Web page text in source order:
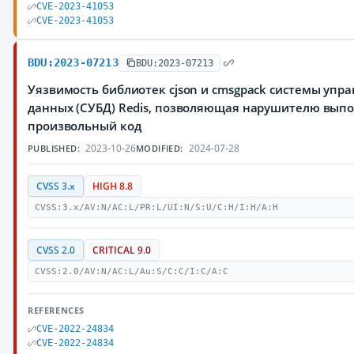
CVE-2023-41053
CVE-2023-41053
BDU:2023-07213 BDU:2023-07213
Уязвимость библиотек cjson и cmsgpack системы
данных (СУБД) Redis, позволяющая нарушителю
произвольный код
PUBLISHED: 2023-10-26MODIFIED: 2024-07-28
CVSS 3.x HIGH 8.8
CVSS:3.x/AV:N/AC:L/PR:L/UI:N/S:U/C:H/I:H/A:H
CVSS 2.0 CRITICAL 9.0
CVSS:2.0/AV:N/AC:L/Au:S/C:C/I:C/A:C
REFERENCES
CVE-2022-24834
CVE-2022-24834